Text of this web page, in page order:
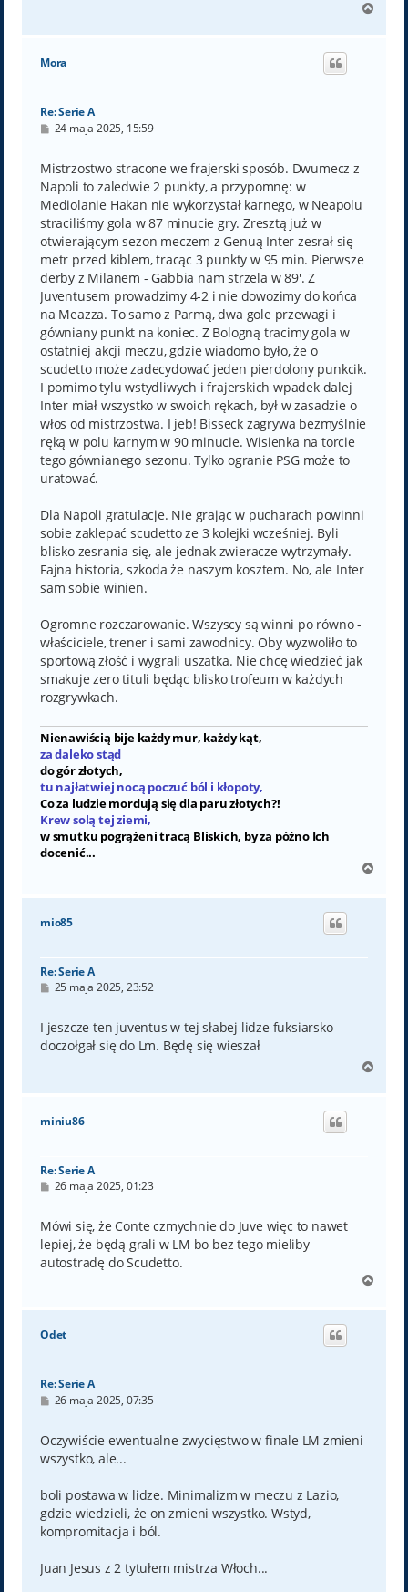
g
Mora
Re: Serie A
P
t
24 maja 2025, 15:59
Mistrzostwo stracone we frajerski sposób. Dwumecz z
Napoli to zaledwie 2 punkty, a przypomnę: w
Mediolanie Hakan nie wykorzystał karnego, w Neapolu
straciliśmy gola w 87 minucie gry. Zresztą już w
otwierającym sezon meczem z Genuą Inter zesrał się
metr przed kiblem, tracąc 3 punkty w 95 min. Pierwsze
derby z Milanem - Gabbia nam strzela w 89'. Z
Juventusem prowadzimy 4-2 i nie dowozimy do końca
na Meazza. To samo z Parmą, dwa gole przewagi i
gówniany punkt na koniec. Z Bologną tracimy gola w
ostatniej akcji meczu, gdzie wiadomo było, że o
scudetto może zadecydować jeden pierdolony punkcik.
I pomimo tylu wstydliwych i frajerskich wpadek dalej
Inter miał wszystko w swoich rękach, był w zasadzie o
włos od mistrzostwa. I jeb! Bisseck zagrywa bezmyślnie
ręką w polu karnym w 90 minucie. Wisienka na torcie
tego gównianego sezonu. Tylko ogranie PSG może to
uratować.
Dla Napoli gratulacje. Nie grając w pucharach powinni
sobie zaklepać scudetto ze 3 kolejki wcześniej. Byli
blisko zesrania się, ale jednak zwieracze wytrzymały.
Fajna historia, szkoda że naszym kosztem. No, ale Inter
sam sobie winien.
Ogromne rozczarowanie. Wszyscy są winni po równo -
właściciele, trener i sami zawodnicy. Oby wyzwoliło to
sportową złość i wygrali uszatka. Nie chcę wiedzieć jak
smakuje zero tituli będąc blisko trofeum w każdych
rozgrywkach.
Nienawiścią bije każdy mur, każdy kąt,
za daleko stąd
do gór złotych,
tu najłatwiej nocą poczuć ból i kłopoty,
Co za ludzie mordują się dla paru złotych?!
Krew solą tej ziemi,
w smutku pogrążeni tracą Bliskich, by za późno Ich
docenić...
g
mio85
Re: Serie A
P
t
25 maja 2025, 23:52
I jeszcze ten juventus w tej słabej lidze fuksiarsko
doczołgał się do Lm. Będę się wieszał
g
miniu86
Re: Serie A
P
t
26 maja 2025, 01:23
Mówi się, że Conte czmychnie do Juve więc to nawet
lepiej, że będą grali w LM bo bez tego mieliby
autostradę do Scudetto.
g
Odet
Re: Serie A
P
t
26 maja 2025, 07:35
Oczywiście ewentualne zwycięstwo w finale LM zmieni
wszystko, ale...
boli postawa w lidze. Minimalizm w meczu z Lazio,
gdzie wiedzieli, że on zmieni wszystko. Wstyd,
kompromitacja i ból.
Juan Jesus z 2 tytułem mistrza Włoch...